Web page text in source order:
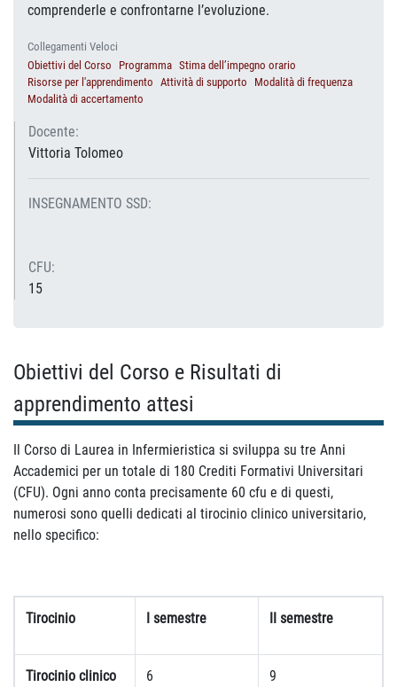
comprenderle e confrontarne l’evoluzione.
Collegamenti Veloci
Obiettivi del Corso
Programma Stima dell’impegno orario
Risorse per l'apprendimento Attività di supporto
Modalità di frequenza
Modalità di accertamento
Docente:
Vittoria Tolomeo
INSEGNAMENTO SSD:
CFU:
15
Obiettivi del Corso e Risultati di
apprendimento attesi
Il Corso di Laurea in Infermieristica si sviluppa su tre Anni
Accademici per un totale di 180 Crediti Formativi Universitari
(CFU). Ogni anno conta precisamente 60 cfu e di questi,
numerosi sono quelli dedicati al tirocinio clinico universitario,
nello specifico:
Tirocinio I semestre II semestre
Tirocinio clinico
6 9